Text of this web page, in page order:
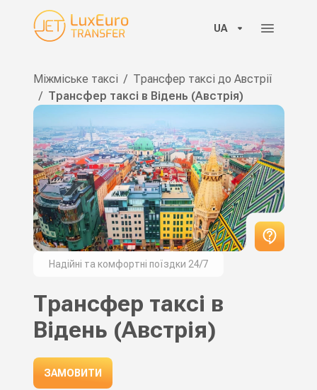
UA
Міжміське таксі / Трансфер таксі до Австрії
/ Трансфер таксі в Відень (Австрія)
Надійні та комфортні поїздки 24/7
Трансфер таксі в
Відень (Австрія)
ЗАМОВИТИ